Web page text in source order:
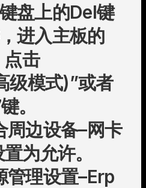
盘上的Del键
进入主板的
点击
级模式)”或者
。
周边设备–网卡
为允许。
管理设置–Erp